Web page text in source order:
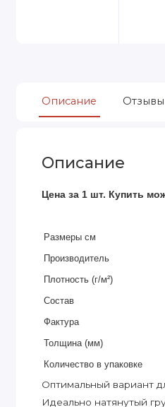
Описание Отзывы
Описание
Цена за 1 шт. Купить
Размеры см
Производитель
Плотность (г/м²)
Состав
Фактура
Толщина (мм)
Количество в упаковке
Оптимальный вариант
Идеально натянутый